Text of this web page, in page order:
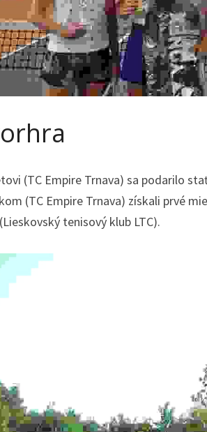
(TC Empire Trnava) sa podarilo
(TC Empire Trnava) získali prvé
tenisový klub LTC).